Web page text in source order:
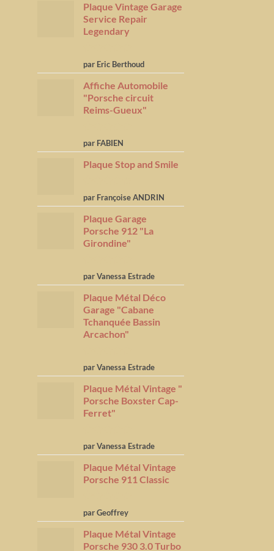
Plaque Vintage Garage
Service Repair
Legendary
Note5 sur
5
par Eric Berthoud
Affiche Automobile
"Porsche circuit
Reims-Gueux"
Note5sur
5
par FABIEN
Plaque Stop and Smile
Note4
sur 5
par Françoise ANDRIN
Plaque Garage
Porsche 912 "La
Girondine"
Note5sur
5
par Vanessa Estrade
Plaque Métal Déco
Garage "Cabane
Tchanquée Bassin
Arcachon"
Note5sur
5
par Vanessa Estrade
Plaque Métal Vintage "
Porsche Boxster Cap-
Ferret"
Note5sur
5
par Vanessa Estrade
Plaque Métal Vintage
Porsche 911 Classic
Note5sur
5
par Geoffrey
Plaque Métal Vintage
Porsche 930 3.0 Turbo